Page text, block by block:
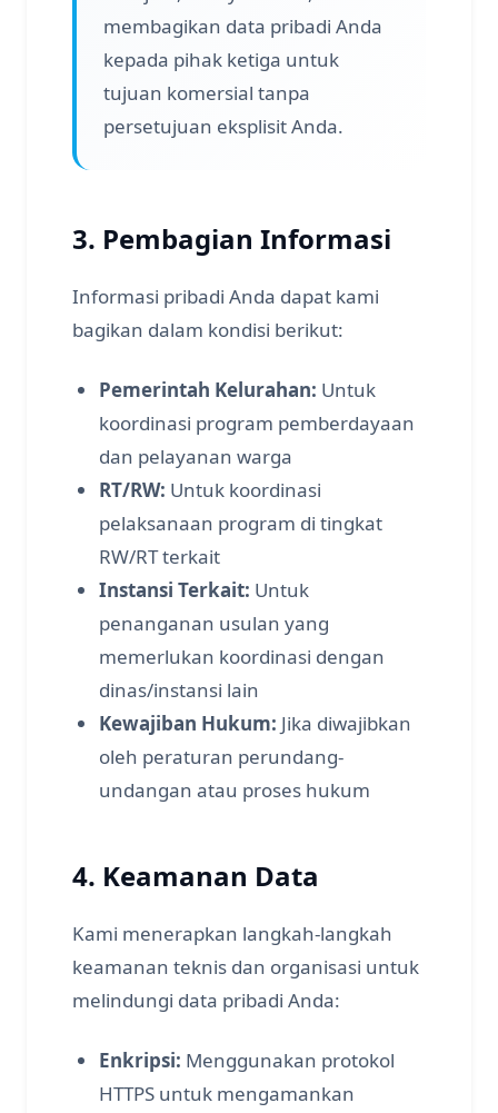
membagikan data pribadi Anda
kepada pihak ketiga untuk
tujuan komersial tanpa
persetujuan eksplisit Anda.
3. Pembagian Informasi
Informasi pribadi Anda dapat kami
bagikan dalam kondisi berikut:
Pemerintah Kelurahan: Untuk
koordinasi program pemberdayaan
dan pelayanan warga
RT/RW: Untuk koordinasi
pelaksanaan program di tingkat
RW/RT terkait
Instansi Terkait: Untuk
penanganan usulan yang
memerlukan koordinasi dengan
dinas/instansi lain
Kewajiban Hukum: Jika diwajibkan
oleh peraturan perundang-
undangan atau proses hukum
4. Keamanan Data
Kami menerapkan langkah-langkah
keamanan teknis dan organisasi untuk
melindungi data pribadi Anda:
Enkripsi: Menggunakan protokol
HTTPS untuk mengamankan